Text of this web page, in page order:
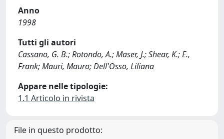
Anno
1998
Tutti gli autori
Cassano, G. B.; Rotondo, A.; Maser, J.; Shear, K.; E.,
Frank; Mauri, Mauro; Dell'Osso, Liliana
Appare nelle tipologie:
1.1 Articolo in rivista
File in questo prodotto: